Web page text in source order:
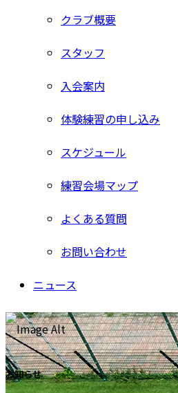
クラブ概要
スタッフ
入会案内
体験練習の申し込み
スケジュール
練習会場マップ
よくある質問
お問い合わせ
ニュース
お知らせ